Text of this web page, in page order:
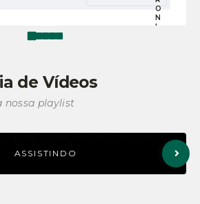
O
N
L
de Vídeos
nossa playlist
Ver mais